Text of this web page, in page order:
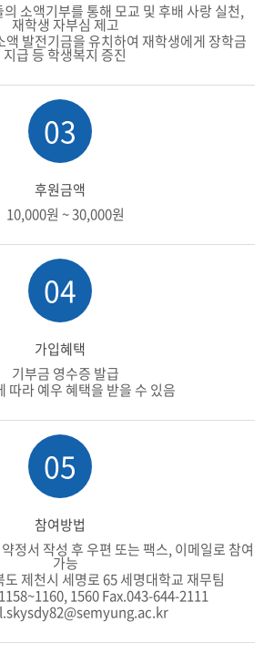
소액기부를 통해 모교 및 후배 사랑 실천,
재학생 자부심 제고
액 발전기금을 유치하여 재학생에게 장학금
지급 등 학생복지 증진
03
후원금액
10,000원 ~ 30,000원
04
가입혜택
기부금 영수증 발급
따라 예우 혜택을 받을 수 있음
05
참여방법
정서 작성 후 우편 또는 팩스, 이메일로 참여
가능
제천시 세명로 65 세명대학교 재무팀
1560 Fax.043-644-2111